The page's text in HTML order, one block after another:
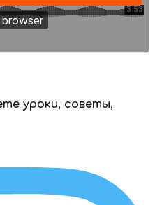
уроки, советы,